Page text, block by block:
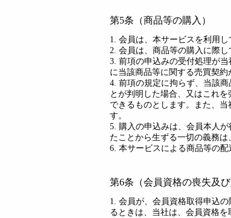
第5条（商品等の購入）
1. 会員は、本サービスを利用
2. 会員は、商品等の購入に際
3. 前項の申込みの受付処理が
に当該商品等に関する売買契約
4. 前項の規定に拘らず、当該
とが判明した場合、又はこれ
できるものとします。また、
す。
5. 購入の申込みは、会員本人
たことから生ずる一切の義務は
6. 本サービスによる商品等の配
第6条（会員資格の喪失及び
1. 会員が、会員資格取得申込
るときは、当社は、会員資格を